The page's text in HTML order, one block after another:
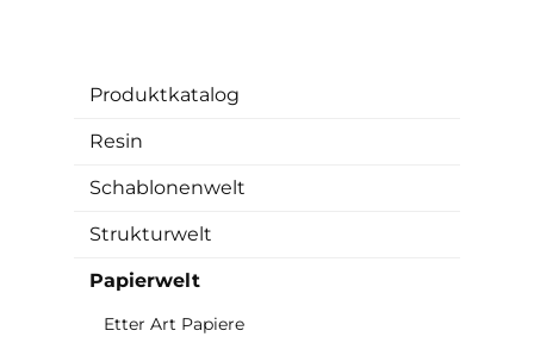
Produktkatalog
Resin
Schablonenwelt
Strukturwelt
Papierwelt
Etter Art Papiere